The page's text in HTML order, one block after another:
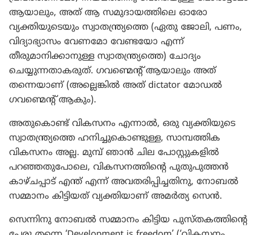
ആയാലും, അത് ആ സമുദായത്തിലെ ഓരോ
വ്യക്തിയുടെയും സ്വാതന്ത്ര്യത്തെ (ഏതു ജോലി, പണം,
വിദ്യാഭ്യാസം വേണമോ വേണ്ടയോ എന്ന്
തീരുമാനിക്കാനുള്ള സ്വാതന്ത്ര്യത്തെ) ചോദ്യം
ചെയ്യുന്നതാകരുത്. ഗവണ്മെന്റ് ആയാലും അത്
തന്നെയാണ് (അല്ലെങ്കിൽ അത് dictator മോഡൽ
ഗവണ്മെന്റ് ആകും).
അതുകൊണ്ട് വികസനം എന്നാൽ, ഒരു വ്യക്തിയുടെ
സ്വാതന്ത്ര്യത്തെ ഹനിച്ചുകൊണ്ടുള്ള, സാമ്പത്തിക
വികസനം അല്ല. മുമ്പ് ഞാൻ ചില പോസ്റ്റുകളിൽ
പറഞ്ഞതുപോലെ, വികസനത്തിന്റെ പുതുപുത്തൻ
കാഴ്ചപ്പാട് എന്ത് എന്ന് അവതരിപ്പിച്ചതിനു, നോബൽ
സമ്മാനം കിട്ടിയത് വ്യക്തിയാണ് അമർത്യ സെൻ.
സെന്നിനു നോബൽ സമ്മാനം കിട്ടിയ പുസ്തകത്തിന്റെ